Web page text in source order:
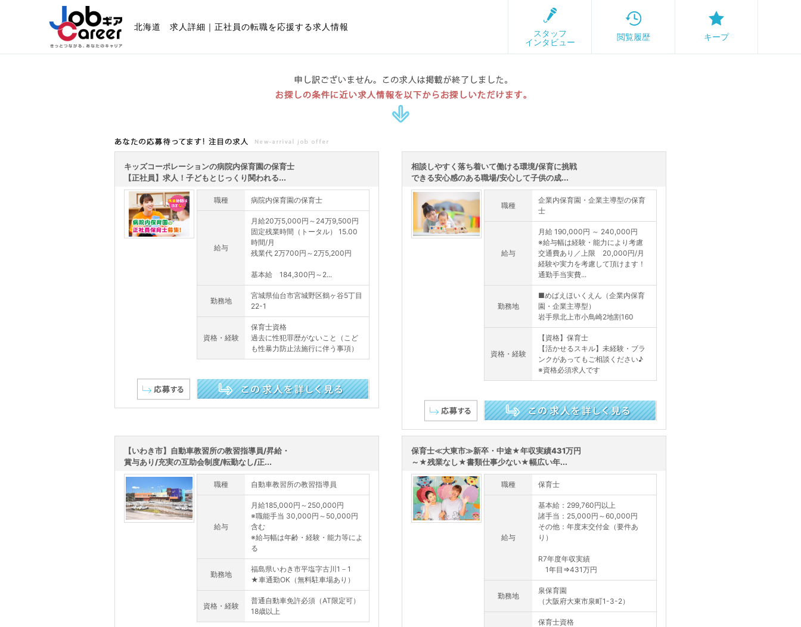
北海道 求人詳細｜正社員の転職を応援する求人情報
スタッフ
インタビュー
閲覧履歴 キープ
あなたの応募待ってます!注目の求人
キッズコーポレーションの病院内保育園の保育士
【正社員】求人！子どもとじっくり関われる...
職種 病院内保育園の保育士
給与
月給20万5,000円～24万9,500円
固定残業時間（トータル） 15.00
時間/月
残業代 2万700円～2万5,200円
基本給 184,300円～2...
勤務地
宮城県仙台市宮城野区鶴ヶ谷5丁目
22-1
資格・経験
保育士資格
過去に性犯罪歴がないこと（こど
も性暴力防止法施行に伴う事項）
相談しやすく落ち着いて働ける環境/保育に挑戦
できる安心感のある職場/安心して子供の成...
職種
企業内保育園・企業主導型の保育
士
給与
月給 190,000円 ～ 240,000円
※給与幅は経験・能力により考慮
交通費あり／上限 20,000円/月
経験や実力を考慮して頂けます！
通勤手当実費...
勤務地
■めばえほいくえん（企業内保育
園・企業主導型）
岩手県北上市小鳥崎2地割160
資格・経験
【資格】保育士
【活かせるスキル】未経験・ブラ
ンクがあってもご相談ください♪
※資格必須求人です
【いわき市】自動車教習所の教習指導員/昇給・
賞与あり/充実の互助会制度/転勤なし/正...
職種 自動車教習所の教習指導員
給与
月給185,000円～250,000円
※職能手当 30,000円～50,000円
含む
※給与幅は年齢・経験・能力等によ
る
勤務地
福島県いわき市平塩字古川1－1
★車通勤OK（無料駐車場あり）
資格・経験
普通自動車免許必須（AT限定可）
18歳以上
保育士≪大東市≫新卒・中途★年収実績431万円
～★残業なし★書類仕事少ない★幅広い年...
職種 保育士
給与
基本給：299,760円以上
諸手当：25,000円～60,000円
その他：年度末交付金（要件あ
り）
R7年度年収実績
1年目⇒431万円
勤務地
泉保育園
（大阪府大東市泉町1-3-2）
保育士資格